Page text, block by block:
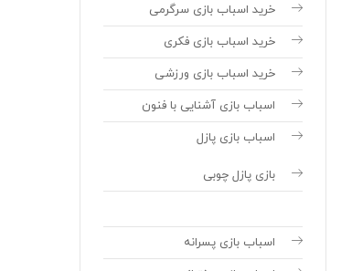
خرید اسباب بازی سرگرمی
خرید اسباب بازی فکری
خرید اسباب بازی ورزشی
اسباب بازی آشنایی با فنون
اسباب بازی پازل
بازی پازل چوبی
اسباب بازی پسرانه